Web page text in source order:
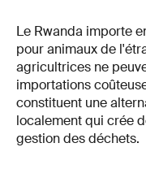
Le Rwanda importe
pour animaux de
agricultrices ne
importations
constituent une
localement qui crée
gestion des déchets.